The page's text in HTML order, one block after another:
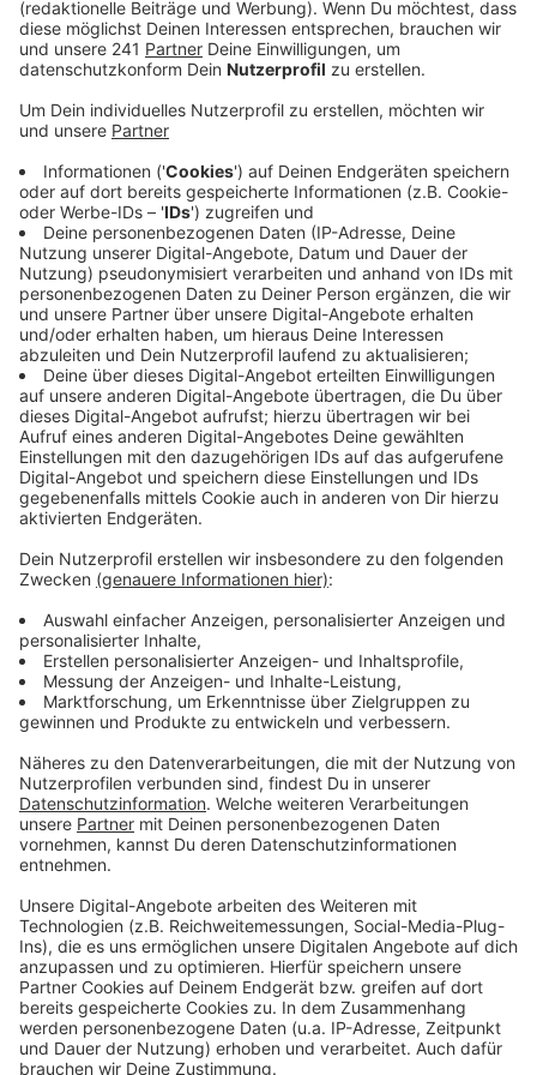
Anzeige
Anzeige
Um das zu verhindern, arbeitet das Eisenbahn-
Bundesamt gerade an einem neuen Aktionsplan. Dafür
braucht es unsere Hilfe. Wer mitmachen möchte, kann
bei einem Online-Fragebogen teilnehmen. Dort kann
angeben werden, an welchem Ort in der Stadt wir von
Bahnlärm genervt sind, um welche Art von Lärm es
sich handelt und wann es dort besonders schlimm ist.
Mit den Ergebnissen will das Bundesamt dann
schauen, wo es mehr für Lärmschutz tun kann, zum
Beispiel durch Wände.
weitere Meldungen aus Leverkusen:
Leverkusen: Kliniken trotz Krise gut aufgestellt
Leverkusen: viel Bestürzung über geplante Galeria-
Schließung
Leverkusen: Wie kann der Marktplatz Wiesdorf
schöner werden?
Anzeige
Anzeige